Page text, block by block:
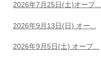
2026年7月25日(土)オープ...
2026年9月13日(日) オー...
2026年9月5日(土) オープ...